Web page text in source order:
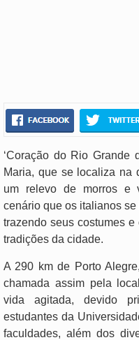
‘Coração do Rio Grande
Maria, que se localiza na
um relevo de morros e
cenário que os italianos
trazendo seus costumes
tradições da cidade.
A 290 km de Porto
chamada assim pela
vida agitada, devido
estudantes da
faculdades, além dos